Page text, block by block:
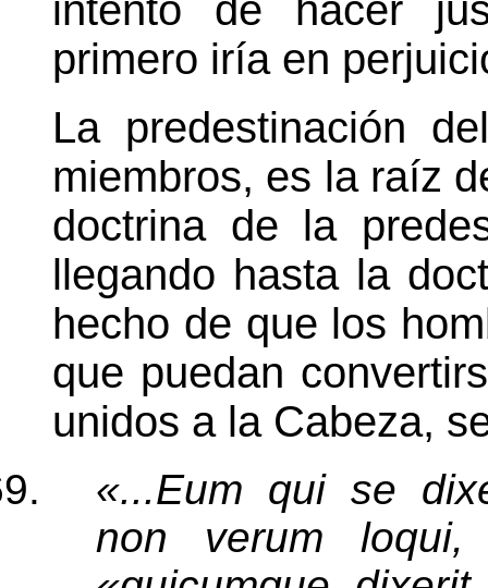
intento de hacer
primero iría en
La predestinación
miembros, es la raíz
doctrina de la
llegando hasta la
hecho de que los
que puedan
unidos a la Cabeza,
«...Eum qui se
non verum